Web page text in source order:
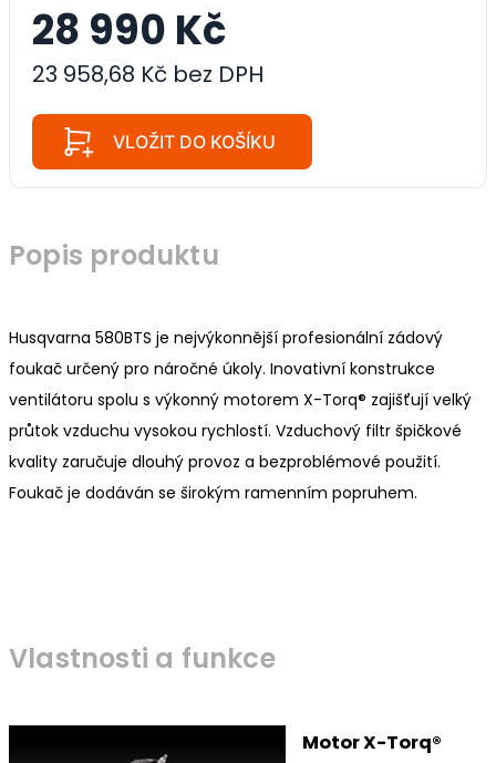
28 990 Kč
23 958,68 Kč bez DPH
VLOŽIT DO KOŠÍKU
Popis produktu
Husqvarna 580BTS je nejvýkonnější profesionální zádový
foukač určený pro náročné úkoly. Inovativní konstrukce
ventilátoru spolu s výkonný motorem X-Torq® zajišťují velký
průtok vzduchu vysokou rychlostí. Vzduchový filtr špičkové
kvality zaručuje dlouhý provoz a bezproblémové použití.
Foukač je dodáván se širokým ramenním popruhem.
Vlastnosti a funkce
Motor X-Torq®